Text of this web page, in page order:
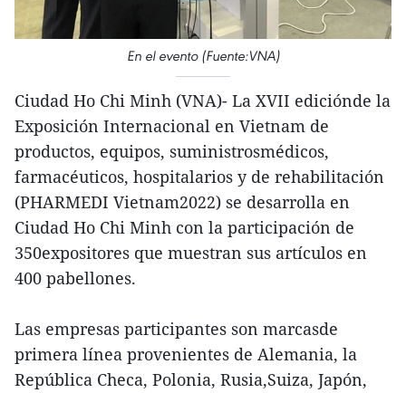
En el evento (Fuente:VNA)
Ciudad Ho Chi Minh (VNA)- La XVII ediciónde la
Exposición Internacional en Vietnam de
productos, equipos, suministrosmédicos,
farmacéuticos, hospitalarios y de rehabilitación
(PHARMEDI Vietnam2022) se desarrolla en
Ciudad Ho Chi Minh con la participación de
350expositores que muestran sus artículos en
400 pabellones.
Las empresas participantes son marcasde
primera línea provenientes de Alemania, la
República Checa, Polonia, Rusia,Suiza, Japón,